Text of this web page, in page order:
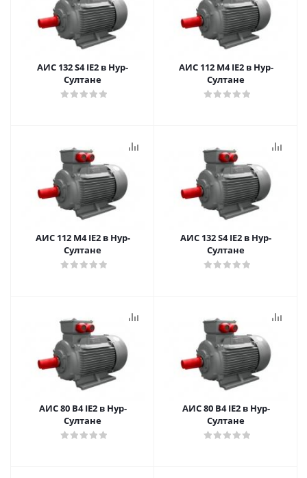
АИС 132 S4 IE2 в Нур-
Султане
АИС 112 M4 IE2 в Нур-
Султане
АИС 112 M4 IE2 в Нур-
Султане
АИС 132 S4 IE2 в Нур-
Султане
АИС 80 В4 IE2 в Нур-
Султане
АИС 80 В4 IE2 в Нур-
Султане